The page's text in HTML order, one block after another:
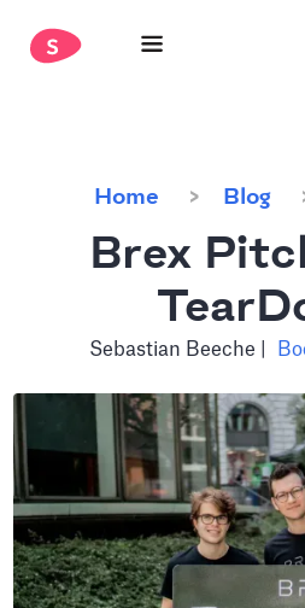
Home Blog
Brex
Sebastian Beeche